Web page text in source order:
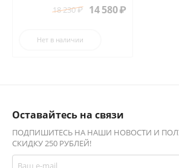
18 230₽ 14 580₽
Нет в наличии
Оставайтесь на связи
ПОДПИШИТЕСЬ НА НАШИ НОВОСТИ И
СКИДКУ 250 РУБЛЕЙ!